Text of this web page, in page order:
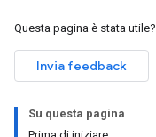
Questa pagina è stata utile?
Invia feedback
Su questa pagina